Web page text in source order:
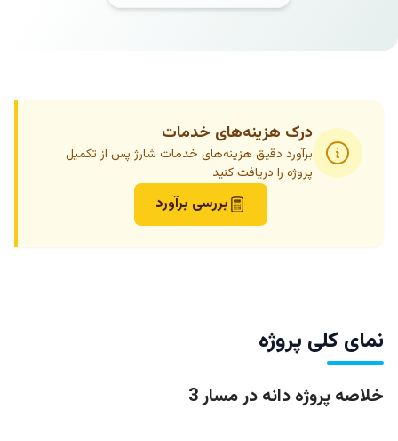
درک هزینه‌های خدمات
برآورد دقیق هزینه‌های خدمات شارژ پس از تکمیل
پروژه را دریافت کنید.
بررسی برآورد
نمای کلی پروژه
خلاصه پروژه دانه در مسار 3